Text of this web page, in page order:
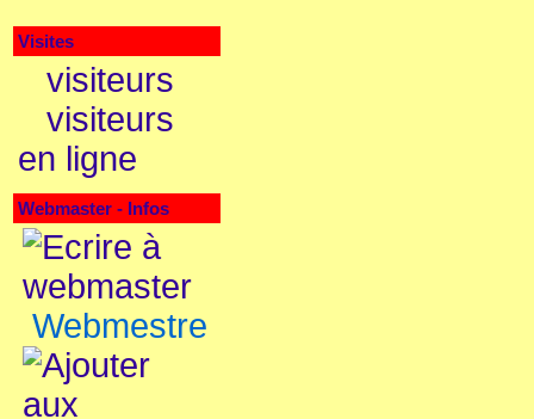
Visites
visiteurs
visiteurs
en ligne
Webmaster - Infos
Webmestre